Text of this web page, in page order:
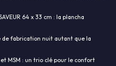
64 x 33 cm : la plancha
fabrication nuit autant que la
MSM : un trio clé pour le confort